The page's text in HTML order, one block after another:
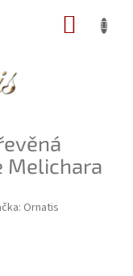
Melichara
Ornatis